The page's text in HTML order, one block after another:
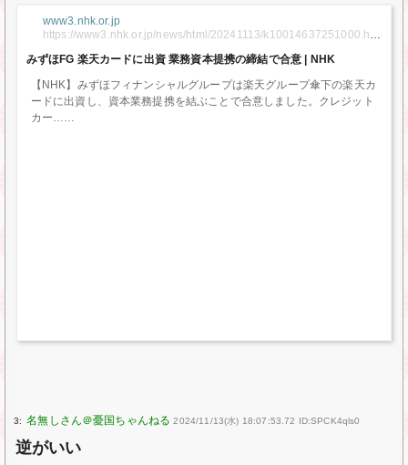
www3.nhk.or.jp
https://www3.nhk.or.jp/news/html/20241113/k10014637251000.ht
みずほFG 楽天カードに出資 業務資本提携の締結で合意 | NHK
【NHK】みずほフィナンシャルグループは楽天グループ傘下の楽天カ
ードに出資し、資本業務提携を結ぶことで合意しました。クレジット
カー…
3: 2024/11/13(水) 18:07:53.72 ID:SPCK4qls0
逆がいい